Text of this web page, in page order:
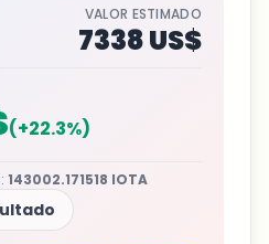
VALOR ESTIMADO
7338 US$
(+22.3%)
: 143002.171518 IOTA